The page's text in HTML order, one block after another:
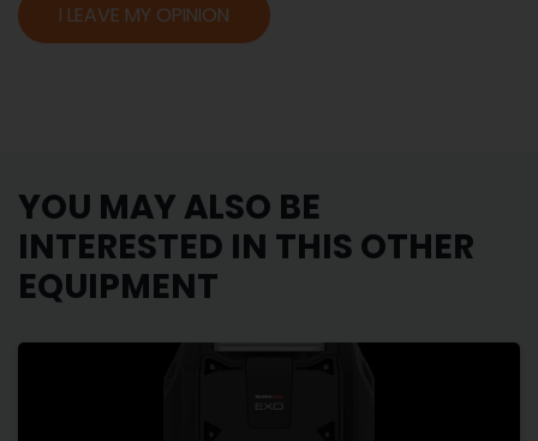
I LEAVE MY OPINION
YOU MAY ALSO BE
INTERESTED IN THIS OTHER
EQUIPMENT